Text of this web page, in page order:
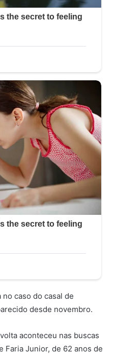
caso do casal de
desde novembro.
aconteceu nas buscas
Faria Junior, de 62 anos de